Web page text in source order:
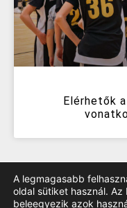
Elérhetők
A legmagasabb
oldal sütiket használ.
beleegyezik azok